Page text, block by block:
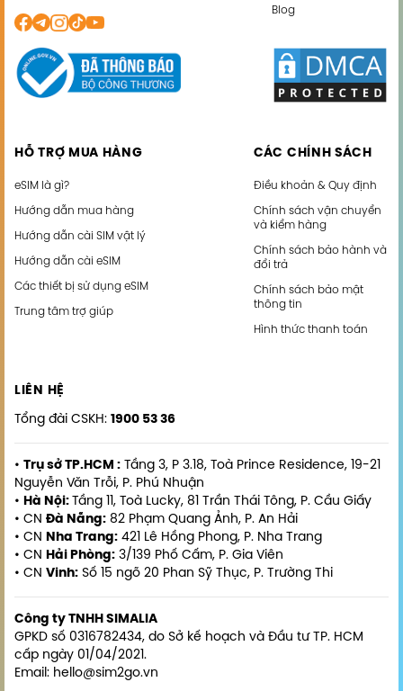
Blog
HỖ TRỢ MUA HÀNG
eSIM là gì?
Hướng dẫn mua hàng
Hướng dẫn cài SIM vật lý
Hướng dẫn cài eSIM
Các thiết bị sử dụng eSIM
Trung tâm trợ giúp
CÁC CHÍNH SÁCH
Điều khoản & Quy định
Chính sách vận chuyển
và kiểm hàng
Chính sách bảo hành và
đổi trả
Chính sách bảo mật
thông tin
Hình thức thanh toán
LIÊN HỆ
Tổng đài CSKH: 1900 53 36
• Trụ sở TP.HCM : Tầng 3, P 3.18, Toà Prince Residence, 19-21
Nguyễn Văn Trỗi, P. Phú Nhuận
• Hà Nội: Tầng 11, Toà Lucky, 81 Trần Thái Tông, P. Cầu Giấy
• CN Đà Nẵng: 82 Phạm Quang Ảnh, P. An Hải
• CN Nha Trang: 421 Lê Hồng Phong, P. Nha Trang
• CN Hải Phòng: 3/139 Phố Cấm, P. Gia Viên
• CN Vinh: Số 15 ngõ 20 Phan Sỹ Thục, P. Trường Thi
Công ty TNHH SIMALIA
GPKD số 0316782434, do Sở kế hoạch và Đầu tư TP. HCM
cấp ngày 01/04/2021.
Email: hello@sim2go.vn